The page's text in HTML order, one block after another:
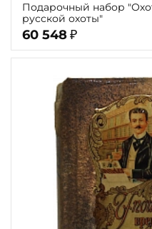
Подарочный набор
русской охоты"
60 548 ₽